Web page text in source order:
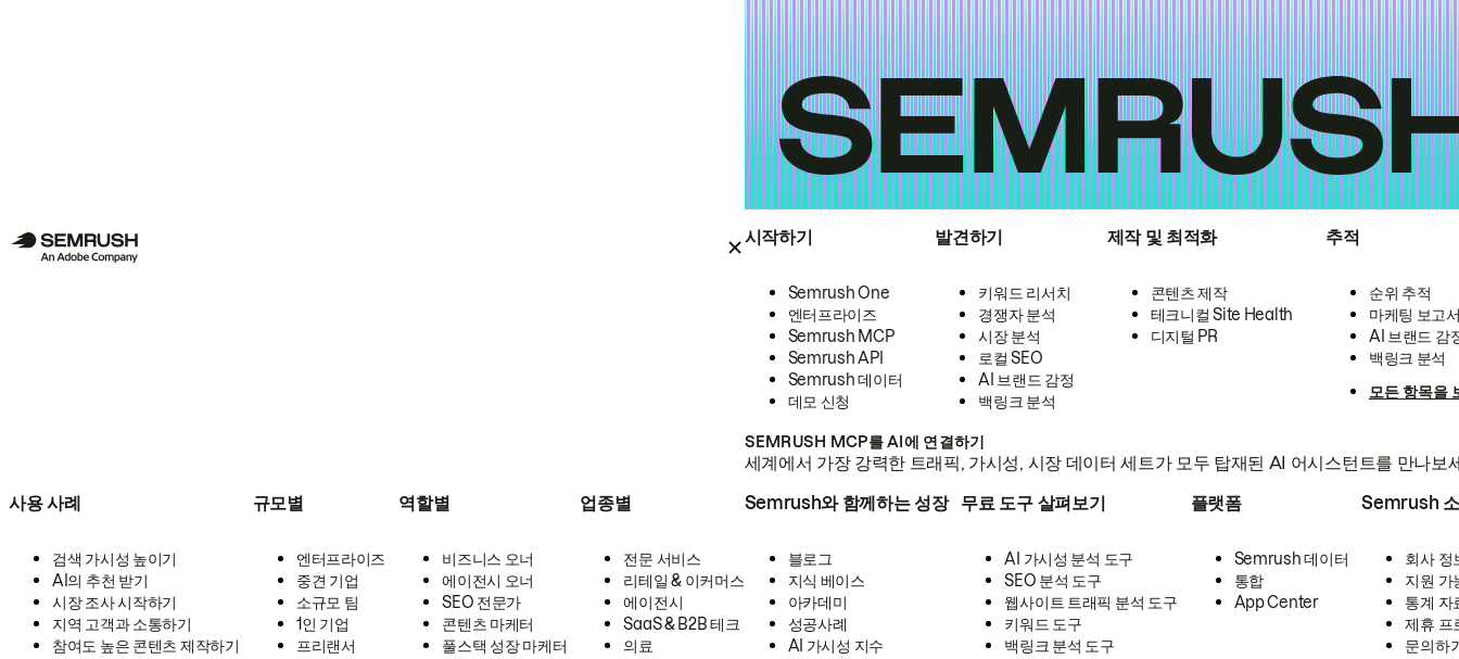
시작하기
Semrush One
엔터프라이즈
Semrush MCP
Semrush API
Semrush 데이터
데모 신청
발견하기
키워드 리서치
경쟁자 분석
시장 분석
로컬 SEO
AI 브랜드 감정
백링크 분석
제작 및 최적화
콘텐츠 제작
테크니컬 Site Health
디지털 PR
추적
순위 추적
마케팅 보고
AI 브랜드 감
백링크 분석
모든 항목을
SEMRUSH MCP를 AI에 연결하기
세계에서 가장 강력한 트래픽, 가시성, 시장 데이터 세트가 모두 탑재된 AI 어시스턴트를 만나보
사용 사례
검색 가시성 높이기
AI의 추천 받기
시장 조사 시작하기
지역 고객과 소통하기
참여도 높은 콘텐츠 제작하기
규모별
엔터프라이즈
중견 기업
소규모 팀
1인 기업
프리랜서
역할별
비즈니스 오너
에이전시 오너
SEO 전문가
콘텐츠 마케터
풀스택 성장 마케터
업종별
전문 서비스
리테일 & 이커머스
에이전시
SaaS & B2B 테크
의료
Semrush와 함께하는 성장
블로그
지식 베이스
아카데미
성공사례
AI 가시성 지수
무료 도구 살펴보기
AI 가시성 분석 도구
SEO 분석 도구
웹사이트 트래픽 분석 도구
키워드 도구
백링크 분석 도구
플랫폼
Semrush 데이터
통합
App Center
Semrush
회사 정
지원 가
통계 자
제휴 프
문의하